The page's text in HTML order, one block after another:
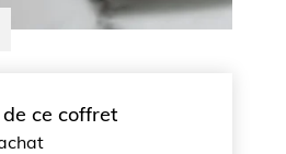
ce coffret